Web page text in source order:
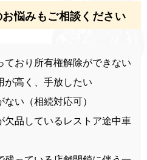
悩みもご相談ください
ており所有権解除ができない
が高く、手放したい
い（相続対応可）
欠品しているレストア途中車